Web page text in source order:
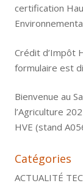
certification
Crédit d’Impôt
formulaire est
Bienvenue au
l’Agriculture
HVE (stand
Catégories
ACTUALITÉ